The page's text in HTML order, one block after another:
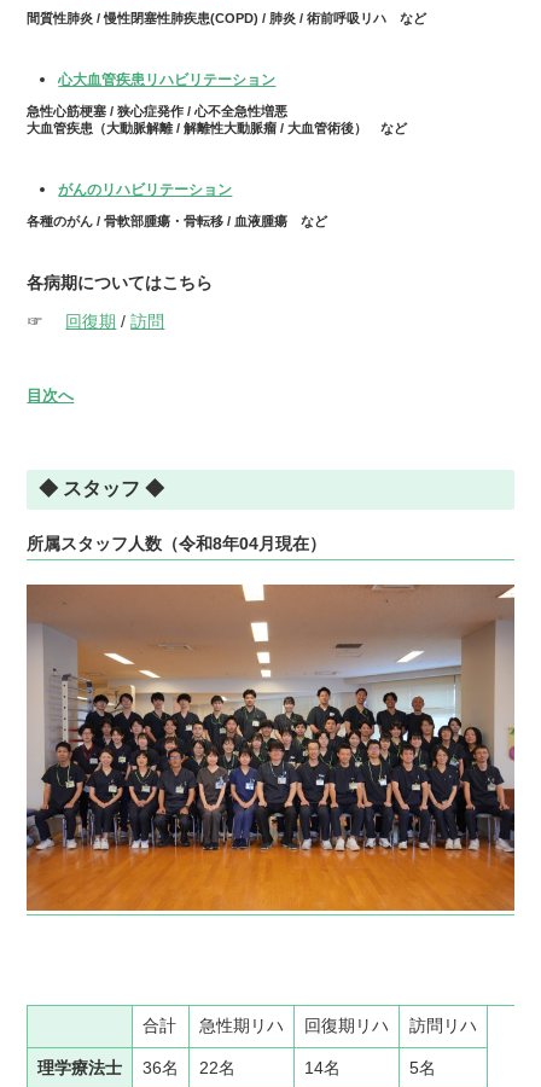
間質性肺炎 / 慢性閉塞性肺疾患(COPD) / 肺炎 / 術前呼吸リハ など
心大血管疾患リハビリテーション
急性心筋梗塞 / 狭心症発作 / 心不全急性増悪
大血管疾患（大動脈解離 / 解離性大動脈瘤 / 大血管術後） など
がんのリハビリテーション
各種のがん / 骨軟部腫瘍・骨転移 / 血液腫瘍 など
各病期についてはこちら
☞ 回復期 /訪問
目次へ
◆ スタッフ ◆
所属スタッフ人数（令和8年04月現在）
合計 急性期リハ 回復期リハ 訪問リハ
理学療法士 36名 22名 14名 5名